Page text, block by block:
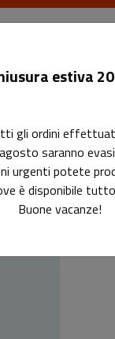
Le riviste I
estiva
gli ordini
saranno
urgenti potete
è disponibile
Buone vacanze!